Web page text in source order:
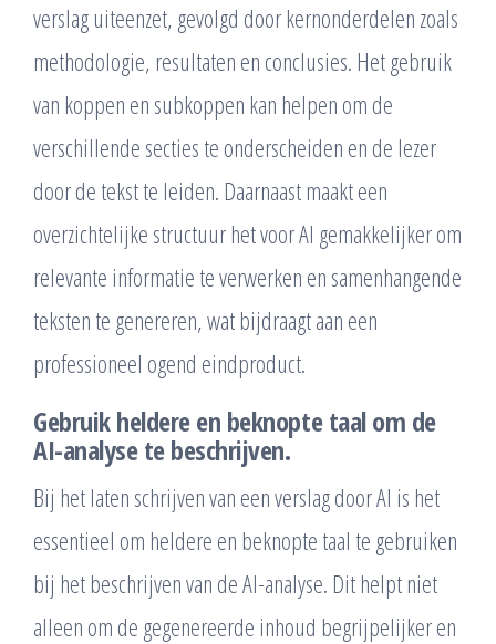
verslag uiteenzet, gevolgd door kernonderdelen zoals
methodologie, resultaten en conclusies. Het gebruik
van koppen en subkoppen kan helpen om de
verschillende secties te onderscheiden en de lezer
door de tekst te leiden. Daarnaast maakt een
overzichtelijke structuur het voor AI gemakkelijker om
relevante informatie te verwerken en samenhangende
teksten te genereren, wat bijdraagt aan een
professioneel ogend eindproduct.
Gebruik heldere en beknopte taal om de
AI-analyse te beschrijven.
Bij het laten schrijven van een verslag door AI is het
essentieel om heldere en beknopte taal te gebruiken
bij het beschrijven van de AI-analyse. Dit helpt niet
alleen om de gegenereerde inhoud begrijpelijker en